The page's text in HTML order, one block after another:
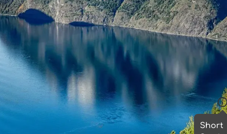
Do 19:00-20:00
4 TN:174 €
3 TN:
232 €
2 TN:348 €(findet nur auf Anfrage statt)
Microsoft Teams
Short Stories in Norwegian for Beginners.
Short
M 10x60 min.